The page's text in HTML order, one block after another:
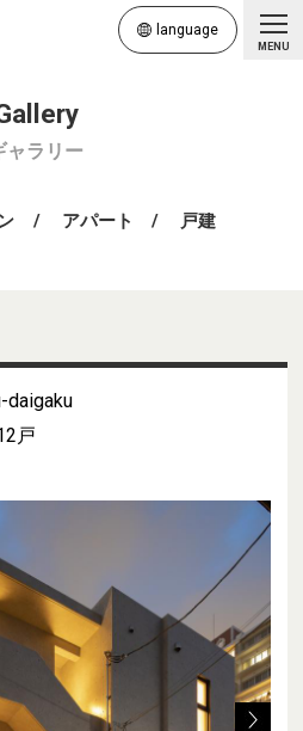
language
MENU
ャラリー
アパート 戸建
daigaku
戸